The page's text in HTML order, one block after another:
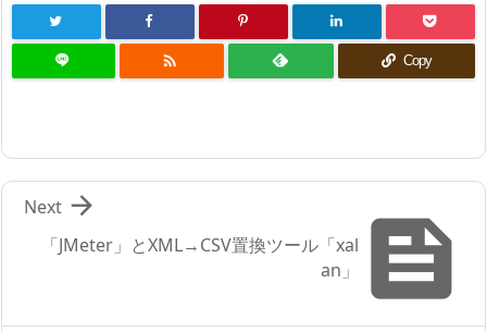
 Copy

「JMeter」とXML→CSV置換ツール「xal
an」

Next